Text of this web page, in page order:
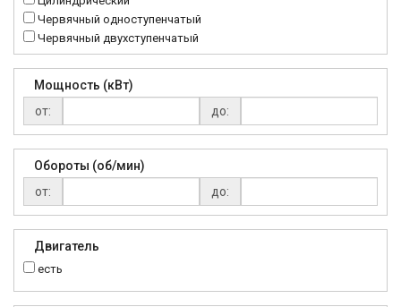
Червячный одноступенчатый
Червячный двухступенчатый
Мощность (кВт)
от:
до:
Обороты (об/мин)
от:
до:
Двигатель
есть